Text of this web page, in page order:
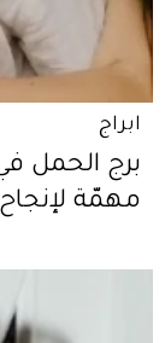
ابراج
برج الحمل
مهمّة